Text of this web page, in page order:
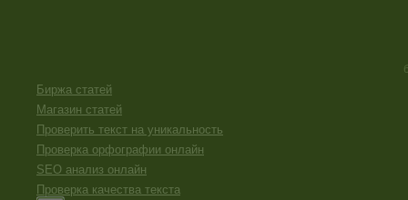
Биржа статей
Магазин статей
Проверить текст на уникальность
Проверка орфографии онлайн
SEO анализ онлайн
Проверка качества текста